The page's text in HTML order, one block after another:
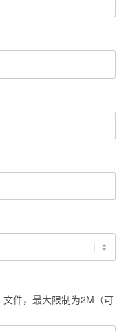
件，最大限制为2M（可